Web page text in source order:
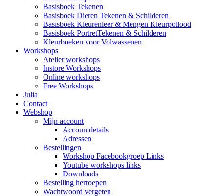
Basisboek Tekenen
Basisboek Dieren Tekenen & Schilderen
Basisboek Kleurenleer & Mengen Kleurpotlood
Basisboek PortretTekenen & Schilderen
Kleurboeken voor Volwassenen
Workshops
Atelier workshops
Instore Workshops
Online workshops
Free Workshops
Julia
Contact
Webshop
Mijn account
Accountdetails
Adressen
Bestellingen
Workshop Facebookgroep Links
Youtube workshops links
Downloads
Bestelling herroepen
Wachtwoord vergeten